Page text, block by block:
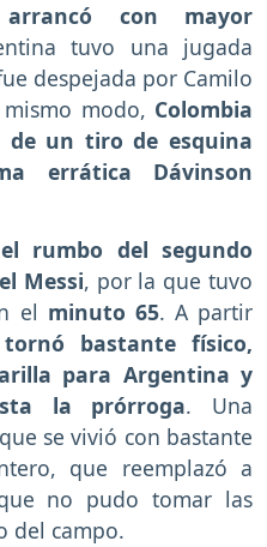
con mayor
tuvo una jugada
despejada por Camilo
modo, Colombia
de un tiro de esquina
errática Dávinson
rumbo del segundo
Messi, por la que tuvo
el minuto 65. A partir
bastante físico,
para Argentina y
la prórroga. Una
se vivió con bastante
que reemplazó a
no pudo tomar las
del campo.